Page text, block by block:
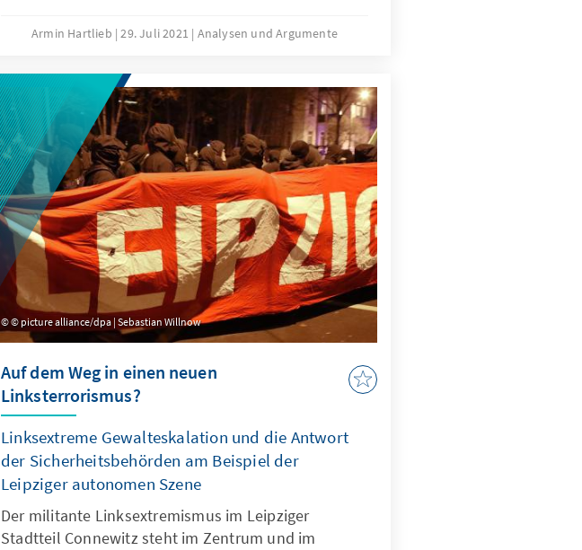
werden?
Armin Hartlieb 29. Juli 2021 Analysen und Argumente
© picture alliance/dpa | Sebastian Willnow
Auf dem Weg in einen neuen
Linksterrorismus?
Linksextreme Gewalteskalation und die Antwort
der Sicherheitsbehörden am Beispiel der
Leipziger autonomen Szene
Der militante Linksextremismus im Leipziger
Stadtteil Connewitz steht im Zentrum und im